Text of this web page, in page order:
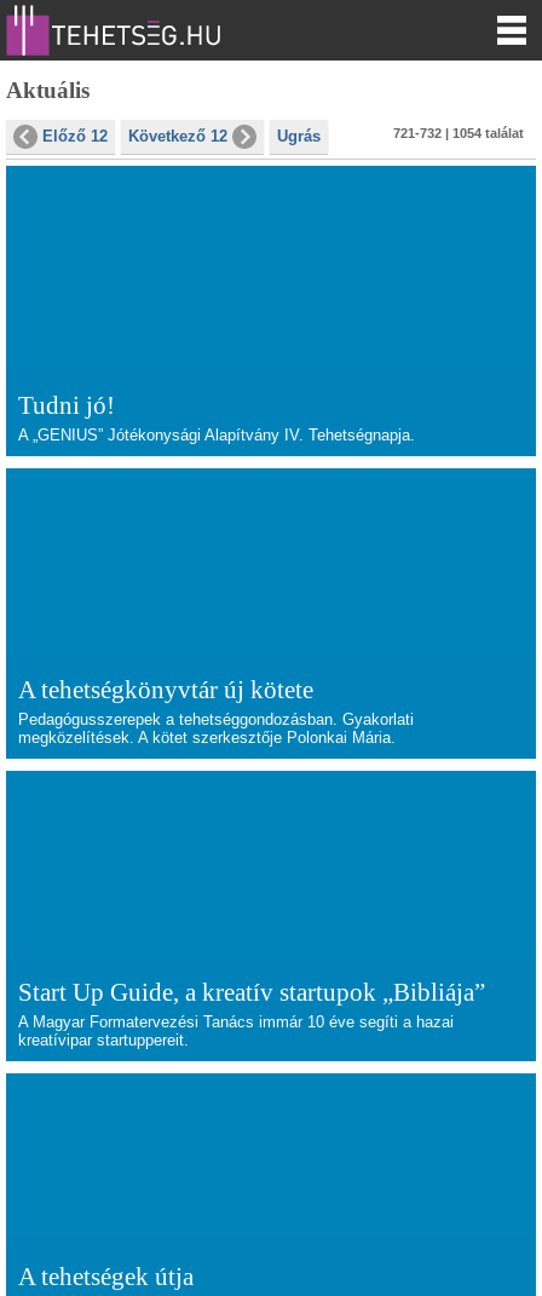
Aktuális
Előző 12 Következő 12 Ugrás 721-732 | 1054 találat
Tudni jó!
A „GENIUS” Jótékonysági Alapítvány IV. Tehetségnapja.
A tehetségkönyvtár új kötete
Pedagógusszerepek a tehetséggondozásban. Gyakorlati
megközelítések. A kötet szerkesztője Polonkai Mária.
Start Up Guide, a kreatív startupok „Bibliája”
A Magyar Formatervezési Tanács immár 10 éve segíti a hazai
kreatívipar startuppereit.
A tehetségek útja